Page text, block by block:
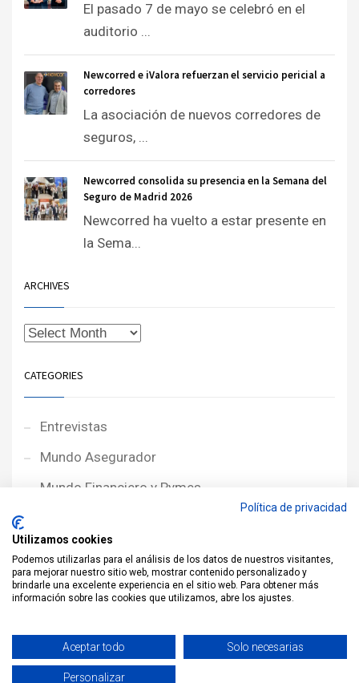
El pasado 7 de mayo se celebró en el
auditorio ...
Newcorred e iValora refuerzan el servicio pericial a
corredores
La asociación de nuevos corredores de
seguros, ...
Newcorred consolida su presencia en la Semana del
Seguro de Madrid 2026
Newcorred ha vuelto a estar presente en
la Sema...
ARCHIVES
CATEGORIES
Entrevistas
Mundo Asegurador
Mundo Financiero y Pymes
Noticias NewcorRED
Protagonistas
Sin categoría
Política de privacidad
Utilizamos cookies
Podemos utilizarlas para el análisis de los datos de nuestros visitantes,
para mejorar nuestro sitio web, mostrar contenido personalizado y
brindarle una excelente experiencia en el sitio web. Para obtener más
información sobre las cookies que utilizamos, abre los ajustes.
Aceptar todo Solo necesarias
Personalizar